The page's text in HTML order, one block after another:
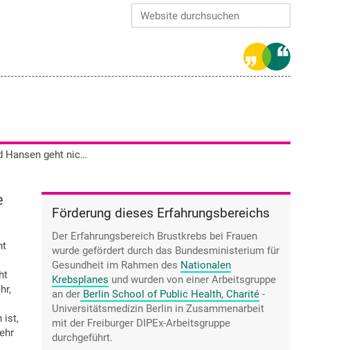
Erweiterte Suche…
Die achtzigjährige Irmgard Hansen geht nicht mehr zur Nachsorge, denn sie würde sowieso nichts mehr machen lassen.
ist,
Förderung dieses Erfahrungsbereichs
Der Erfahrungsbereich Brustkrebs bei Frauen
wurde gefördert durch das Bundesministerium für
Gesundheit im Rahmen des Nationalen
Krebsplanes und wurden von einer Arbeitsgruppe
an der Berlin School of Public Health, Charité -
Universitätsmedizin Berlin in Zusammenarbeit
mit der Freiburger DIPEx-Arbeitsgruppe
durchgeführt.